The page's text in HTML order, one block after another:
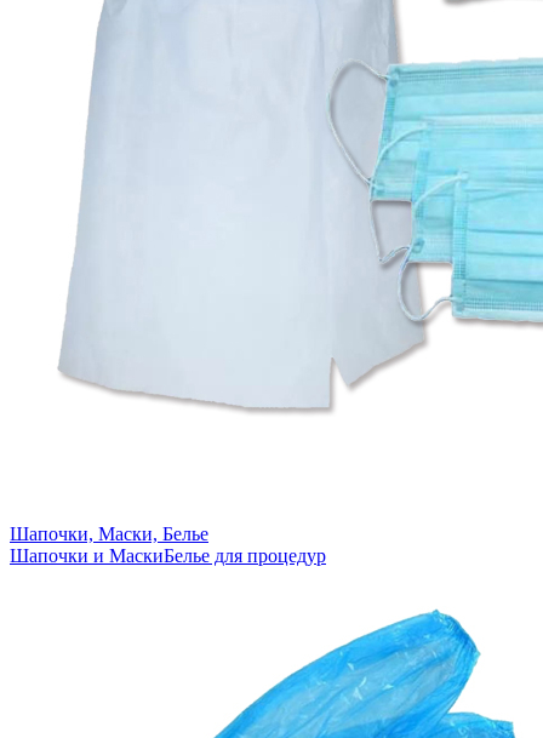
Шапочки, Маски, Белье
Шапочки и МаскиБелье для процедур